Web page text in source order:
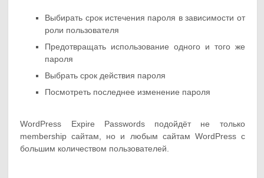
Выбирать срок истечения пароля в зависимости от
роли пользователя
Предотвращать использование одного и того же
пароля
Выбрать срок действия пароля
Посмотреть последнее изменение пароля
WordPress Expire Passwords подойдёт не только
membership сайтам, но и любым сайтам WordPress с
большим количеством пользователей.